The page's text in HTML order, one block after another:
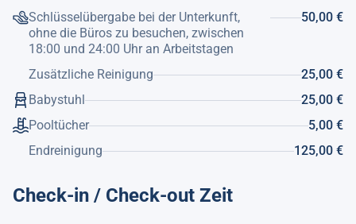
Schlüsselübergabe bei der Unterkunft,
ohne die Büros zu besuchen, zwischen
18:00 und 24:00 Uhr an Arbeitstagen
50,00 €
Zusätzliche Reinigung
25,00 €
Babystuhl
25,00 €
Pooltücher
5,00 €
Endreinigung
125,00 €
Check-in / Check-out Zeit